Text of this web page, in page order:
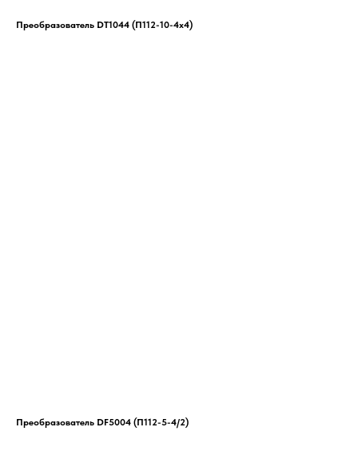
Преобразователь DT1044 (П112-10-4x4)
Преобразователь DF5004 (П112-5-4/2)